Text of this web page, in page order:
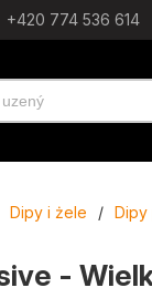
+420 774 536 614
Dipy i żele / Dipy
-